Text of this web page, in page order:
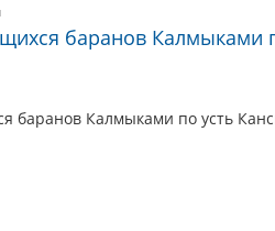
баранов Калмыками
баранов Калмыками по усть